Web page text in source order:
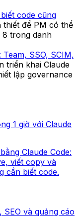
code cũng
để PM có thể
trong danh
SSO, SCIM,
triển khai Claude
lập governance
1 giờ với Claude
Claude Code:
viết copy và
cần biết code.
SEO và quảng cáo